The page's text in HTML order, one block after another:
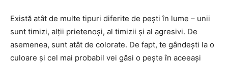
Există atât de multe tipuri diferite de pești în lume – unii
sunt timizi, alții prietenoși, al timizii și al agresivi. De
asemenea, sunt atât de colorate. De fapt, te gândești la o
culoare și cel mai probabil vei găsi o pește în aceeași